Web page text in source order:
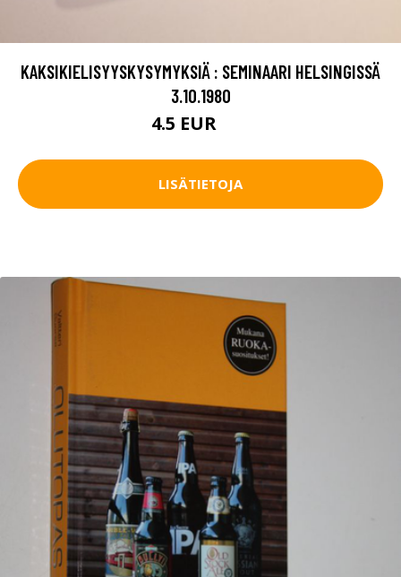
KAKSIKIELISYYSKYSYMYKSIÄ : SEMINAARI HELSINGISSÄ
3.10.1980
4.5 EUR
LISÄTIETOJA